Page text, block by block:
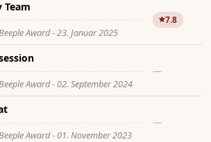
Team
Award - 23. Januar 2025
7.8
Award - 02. September 2024
—
Award - 01. November 2023
—